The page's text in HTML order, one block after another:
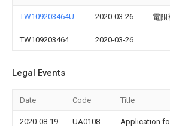
TW109203464U 2020-03-26 電
TW109203464 2020-03-26
Legal Events
Date Code Title
2020-08-19 UA0108 Application